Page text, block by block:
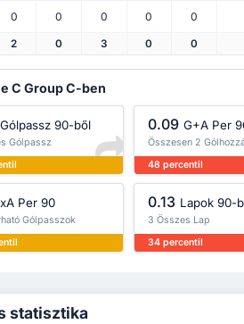
0 0 0 0 0
2 0 3 0 0
C Group C-ben
Gólpassz 90-ből
Gólpassz
0.09 G+A Per
Összesen 2
48 percentil
xA Per 90
Gólpasszok
0.13 Lapok 90-
3 Összes Lap
34 percentil
statisztika